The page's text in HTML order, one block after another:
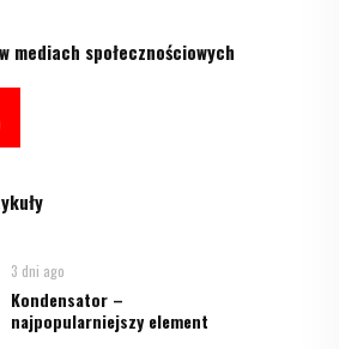
mediach społecznościowych
3 dni ago
Kondensator –
najpopularniejszy element